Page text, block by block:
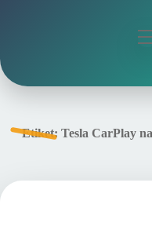
Etiket: Tesla CarPlay